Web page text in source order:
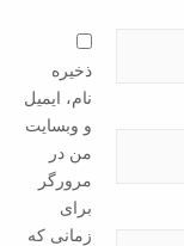
ذخیره
نام، ایمیل
و وبسایت
من در
مرورگر
برای
زمانی که